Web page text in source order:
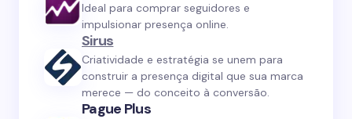
Ideal para comprar seguidores e
impulsionar presença online.
Sirus
Criatividade e estratégia se unem para
construir a presença digital que sua marca
merece — do conceito à conversão.
Pague Plus